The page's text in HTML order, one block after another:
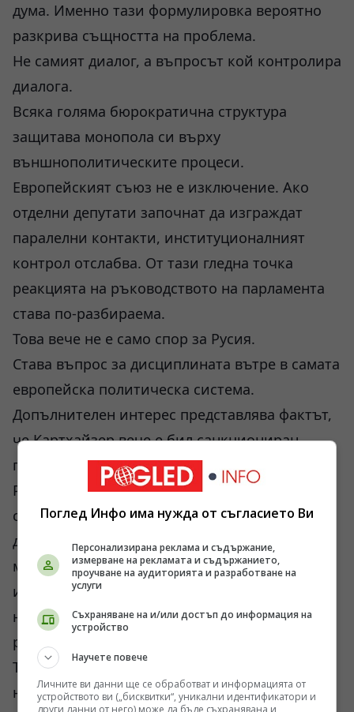
дума. Именно тази формулировка вероятно
разкрива същността на проблема.
Не самият диалог, а въпросът кой контролира
диалога.
Всяка голяма бюрократична структура
защитава монопола си върху
външнополитическите процеси.
Европейският съюз не е изключение. Ако
отделни депутати започнат да изграждат
паралелни контакти, институционалният
контрол отслабва. От тази гледна точка
реакцията на ръководството на парламента
става по-разбираема.
Това вече не е само спор за Русия.
Става въпрос за дисциплината вътре в самата
европейска политическа система.
Допълнителен интерес представлява фактът,
че Картхайзер вече е бил санкциониран
политически след предишно посещение в
Русия през 2025 година. Тогава той проведе
срещи с представители на руската
дипломация и парламентарните комисии по
международни отношения. Последва
изключването му от парламентарната група
на Европейските консерватори и
реформисти.
Този детайл показва, че сегашната проверка
не е изолиран инцидент. Става дума за
Поглед Инфо има нужда от съгласието Ви
Персонализирана реклама и съдържание,
измерване на рекламата и съдържанието,
проучване на аудиторията и разработване на
услуги
Съхраняване на и/или достъп до информация на
устройство
Научете повече
Личните ви данни ще се обработват и информацията от
устройството ви („бисквитки“, уникални идентификатори и
други данни от него) може да бъде съхранявана и